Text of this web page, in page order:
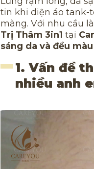
tin khi diện áo tank-
màng. Với nhu cầu
Trị Thâm 3in1 tại
sáng da và đều
1. Vấn đề
nhiều anh